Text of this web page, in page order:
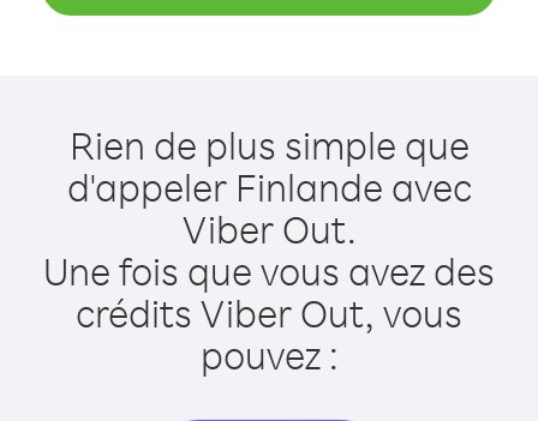
Rien de plus simple que
d'appeler Finlande avec
Viber Out.
Une fois que vous avez des
crédits Viber Out, vous
pouvez :